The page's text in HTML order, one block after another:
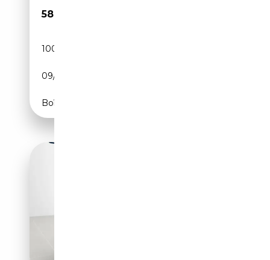
58 500€
100 km
09/2025
Boîte automatique